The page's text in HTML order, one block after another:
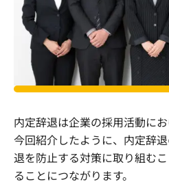
内定辞退は企業の採用活動にお
今回紹介したように、内定辞
退を防止する対策に取り組む
ることにつながります。